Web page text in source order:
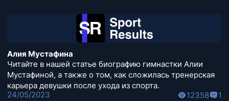
Алия Мустафина
Читайте в нашей статье биографию гимнастки Алии
Мустафиной, а также о том, как сложилась тренерская
карьера девушки после ухода из спорта.
24/05/2023
12358 1